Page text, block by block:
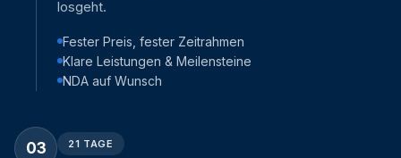
losgeht.
Fester Preis, fester Zeitrahmen
Klare Leistungen & Meilensteine
NDA auf Wunsch
03 21 TAGE